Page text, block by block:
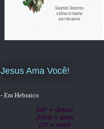
Jesus Ama Você!
- Em Hebraico
lישו = Jesus
מותק = ama
לכן = você